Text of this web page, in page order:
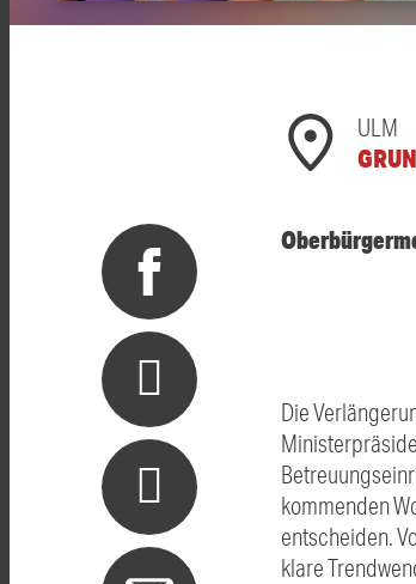
ULM
Die
kommenden
entscheiden.
klare